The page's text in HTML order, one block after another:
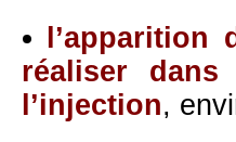
réaliser
l’injection,